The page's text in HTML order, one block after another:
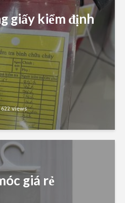
giấy kiểm định
622 views
giá rẻ